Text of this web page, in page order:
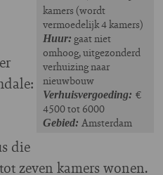
kamers (wordt
vermoedelijk 4 kamers)
Huur: gaat niet
omhoog, uitgezonderd
verhuizing naar
nieuwbouw
Verhuisvergoeding: €
4500 tot 6000
Gebied: Amsterdam
die
zeven kamers wonen.